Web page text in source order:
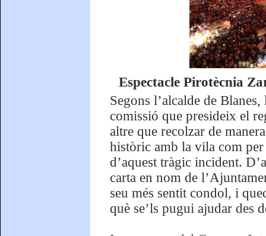
Espectacle Pirotècnia
Segons l’alcalde de
comissió que presideix el
altre que recolzar de
històric amb la vila com
d’aquest tràgic incident.
carta en nom de
seu més sentit condol, i
què se’ls pugui ajudar des